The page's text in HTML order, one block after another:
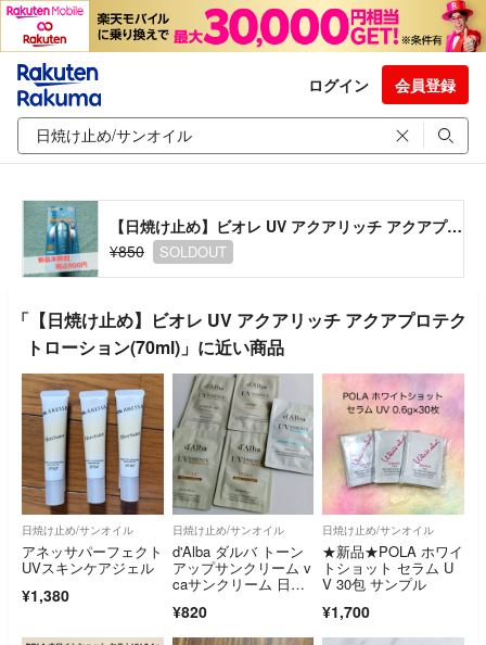
ログイン 会員登録
【日焼け止め】ビオレ UV アクアリッチ アクアプロテクトローション(70ml)
¥850
SOLDOUT
「【日焼け止め】ビオレ UV アクアリッチ アクアプロテク
トローション(70ml)」に近い商品
日焼け止め/サンオイル
アネッサパーフェクト
UVスキンケアジェル
¥1,380
日焼け止め/サンオイル
d'Alba ダルバ トーン
アップサンクリーム v
caサンクリーム 日焼
ル 韓国コスメ 化粧下
地 日やけ止め
¥820
日焼け止め/サンオイル
★新品★POLA ホワイ
トショット セラム U
V 30包 サンプル
¥1,700